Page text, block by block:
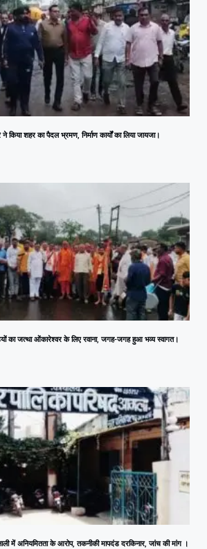
किया शहर का पैदल भ्रमण, निर्माण कार्यों का लिया जायजा।
का जत्था ओंकारेश्वर के लिए रवाना, जगह-जगह हुआ भव्य स्वागत।
में अनियमितता के आरोप, तकनीकी मापदंड दरकिनार, जांच की मांग ।